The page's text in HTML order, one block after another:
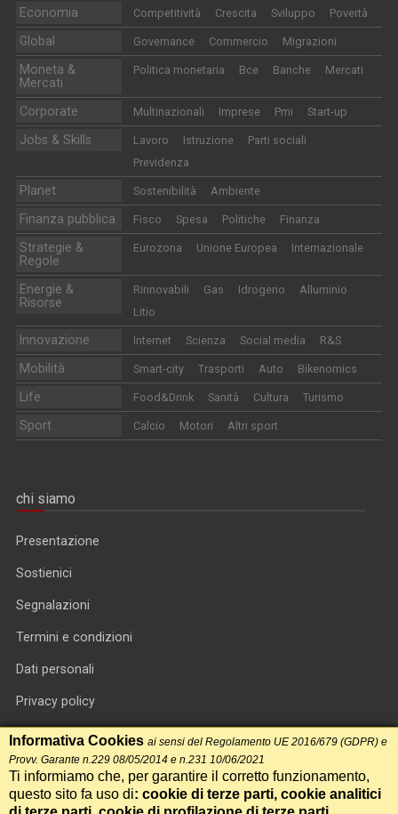
Economia Competitività Crescita Sviluppo Povertà
Global Governance Commercio Migrazioni
Moneta &
Mercati
Politica monetaria Bce Banche Mercati
Corporate Multinazionali Imprese Pmi Start-up
Jobs & Skills Lavoro Istruzione
Parti sociali
Previdenza
Planet Sostenibilità Ambiente
Finanza pubblica Fisco Spesa Politiche Finanza
Strategie &
Regole
Eurozona Unione Europea Internazionale
Energie &
Risorse
Rinnovabili Gas Idrogeno
Alluminio
Litio
Innovazione Internet Scienza Social media R&S
Mobilità Smart-city Trasporti Auto Bikenomics
Life Food&Drink Sanità Cultura Turismo
Sport Calcio Motori Altri sport
chi siamo
Presentazione
Sostienici
Segnalazioni
Termini e condizioni
Dati personali
Privacy policy
Informativa cookie
RSS feed
RSS Top News
Informativa Cookies ai sensi del Regolamento UE 2016/679 (GDPR) e
Provv. Garante n.229 08/05/2014 e n.231 10/06/2021
Ti informiamo che, per garantire il corretto funzionamento,
questo sito fa uso di: cookie di terze parti, cookie analitici